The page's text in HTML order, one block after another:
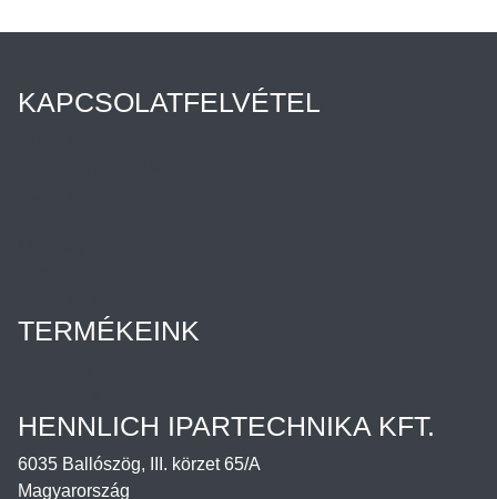
KAPCSOLATFELVÉTEL
TERMÉKEINK
HENNLICH IPARTECHNIKA KFT.
6035 Ballószög, III. körzet 65/A
Magyarország